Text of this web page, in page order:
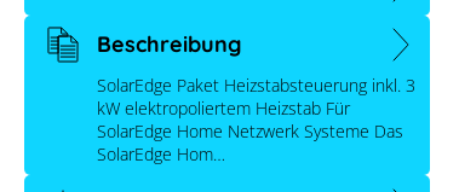
Beschreibung
SolarEdge Paket Heizstabsteuerung inkl. 3
kW elektropoliertem Heizstab Für
SolarEdge Home Netzwerk Systeme Das
SolarEdge Hom…